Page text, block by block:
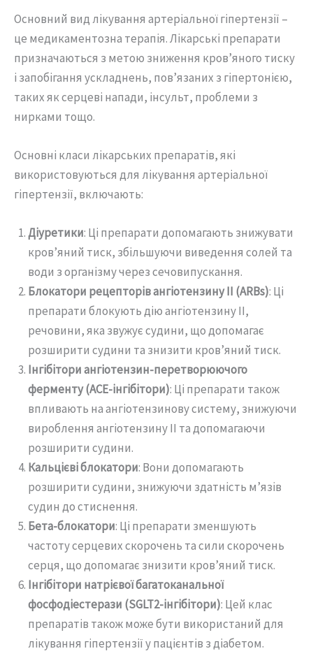
Основний вид лікування артеріальної гіпертензії –
це медикаментозна терапія. Лікарські препарати
призначаються з метою зниження кров’яного тиску
і запобігання ускладнень, пов’язаних з гіпертонією,
таких як серцеві напади, інсульт, проблеми з
нирками тощо.
Основні класи лікарських препаратів, які
використовуються для лікування артеріальної
гіпертензії, включають:
Діуретики: Ці препарати допомагають знижувати
кров’яний тиск, збільшуючи виведення солей та
води з організму через сечовипускання.
Блокатори рецепторів ангіотензину II (ARBs): Ці
препарати блокують дію ангіотензину II,
речовини, яка звужує судини, що допомагає
розширити судини та знизити кров’яний тиск.
Інгібітори ангіотензин-перетворюючого
ферменту (ACE-інгібітори): Ці препарати також
впливають на ангіотензинову систему, знижуючи
вироблення ангіотензину II та допомагаючи
розширити судини.
Кальцієві блокатори: Вони допомагають
розширити судини, знижуючи здатність м’язів
судин до стиснення.
Бета-блокатори: Ці препарати зменшують
частоту серцевих скорочень та сили скорочень
серця, що допомагає знизити кров’яний тиск.
Інгібітори натрієвої багатоканальної
фосфодіестерази (SGLT2-інгібітори): Цей клас
препаратів також може бути використаний для
лікування гіпертензії у пацієнтів з діабетом.